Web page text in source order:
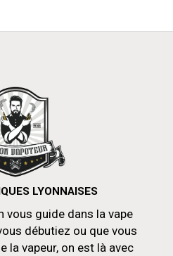
LYONNAISES
vous guide dans la vape
débutiez ou que vous
la vapeur, on est là avec